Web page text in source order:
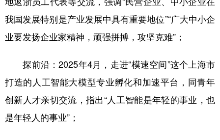
我国发展特别是产业发展中具有重要地位”“广大中小企
业要发扬企业家精神，顽强拼搏，攻坚克难”；
探前沿：2025年4月，走进“模速空间”这个上海市
打造的人工智能大模型专业孵化和加速平台，同青年
创新人才亲切交流，指出“人工智能是年轻的事业，也
是年轻人的事业”；